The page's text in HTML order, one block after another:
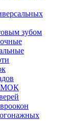
зубом